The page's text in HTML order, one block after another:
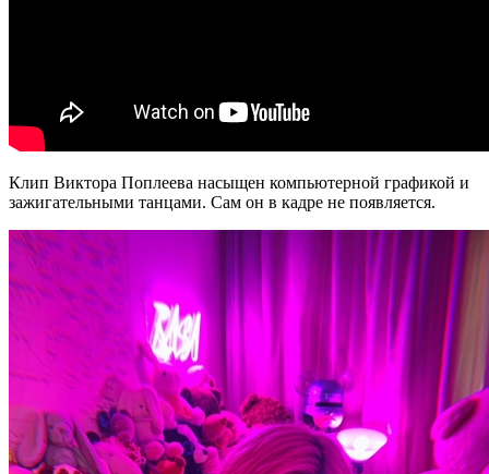
Клип Виктора Поплеева насыщен компьютерной графикой и
зажигательными танцами. Сам он в кадре не появляется.